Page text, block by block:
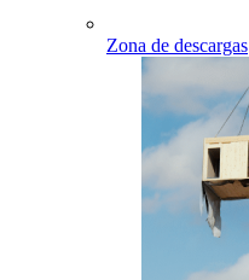
Zona de descargas